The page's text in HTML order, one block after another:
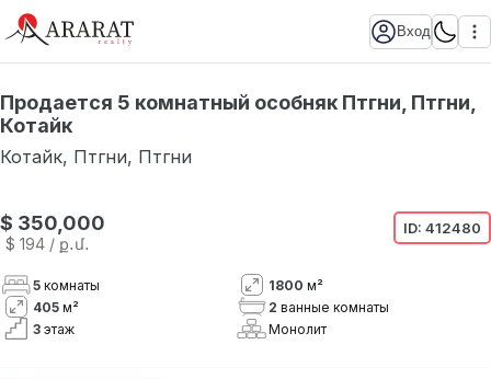
Вход
Продается 5 комнатный особняк Птгни, Птгни,
Котайк
Котайк, Птгни, Птгни
$ 350,000
$ 194 / ք․մ․
ID: 412480
5 комнаты 1800 м²
405 м² 2 ванные комнаты
3 этаж Монолит